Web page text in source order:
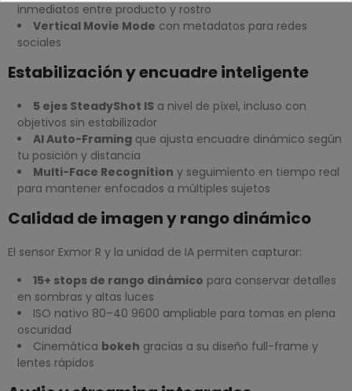
inmediatos entre producto y rostro
Vertical Movie Mode con metadatos para redes
sociales
Estabilización y encuadre inteligente
5 ejes SteadyShot IS a nivel de píxel, incluso con
objetivos sin estabilizador
AI Auto-Framing que ajusta encuadre dinámico según
tu posición y distancia
Multi-Face Recognition y seguimiento en tiempo real
para mantener enfocados a múltiples sujetos
Calidad de imagen y rango dinámico
El sensor Exmor R y la unidad de IA permiten capturar:
15+ stops de rango dinámico para conservar detalles
en sombras y altas luces
ISO nativo 80–40 9600 ampliable para tomas en plena
oscuridad
Cinemática bokeh gracias a su diseño full-frame y
lentes rápidos